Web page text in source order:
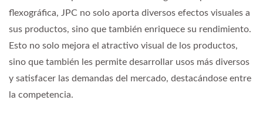
flexográfica, JPC no solo aporta diversos efectos visuales a
sus productos, sino que también enriquece su rendimiento.
Esto no solo mejora el atractivo visual de los productos,
sino que también les permite desarrollar usos más diversos
y satisfacer las demandas del mercado, destacándose entre
la competencia.